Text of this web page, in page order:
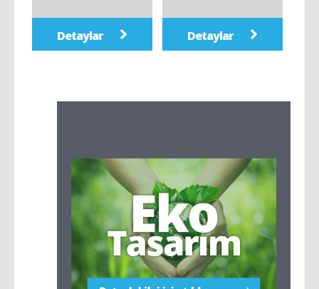
Detaylar Detaylar